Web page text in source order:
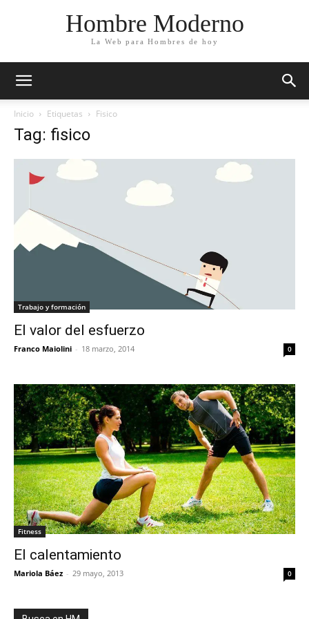
Hombre Moderno
La Web para Hombres de hoy
Inicio Etiquetas Fisico
Tag: fisico
Trabajo y formación
El valor del esfuerzo
Franco Maiolini - 18 marzo, 2014 0
Fitness
El calentamiento
Mariola Báez - 29 mayo, 2013 0